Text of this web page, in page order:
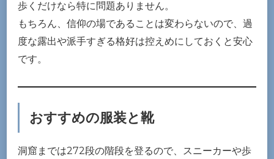
歩くだけなら特に問題ありません。
もちろん、信仰の場であることは変わらないので、過
度な露出や派手すぎる格好は控えめにしておくと安心
です。
おすすめの服装と靴
洞窟までは272段の階段を登るので、スニーカーや歩